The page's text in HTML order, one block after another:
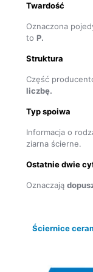
Twardość
Oznaczona
to P.
Struktura
Część
liczbę.
Typ spoiwa
Informacja o
ziarna ścierne.
Ostatnie dwie
Oznaczają
Ściernice